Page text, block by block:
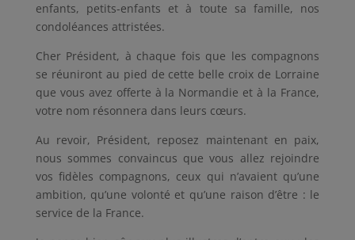
enfants, petits-enfants et à toute sa famille, nos
condoléances attristées.
Cher Président, à chaque fois que les compagnons
se réuniront au pied de cette belle croix de Lorraine
que vous avez offerte à la Normandie et à la France,
votre nom résonnera dans leurs cœurs.
Au revoir, Président, reposez maintenant en paix,
nous sommes convaincus que vous allez rejoindre
vos fidèles compagnons, ceux qui n’avaient qu’une
ambition, qu’une volonté et qu’une raison d’être : le
service de la France.